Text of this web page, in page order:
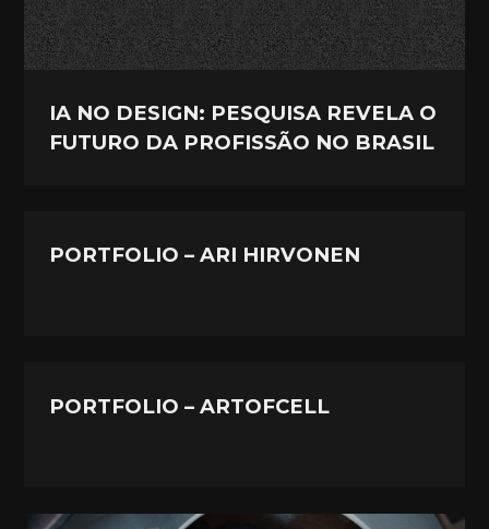
IA NO DESIGN: PESQUISA REVELA O
FUTURO DA PROFISSÃO NO BRASIL
PORTFOLIO – ARI HIRVONEN
PORTFOLIO – ARTOFCELL